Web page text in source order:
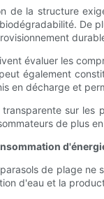
de la structure
De
évaluer les
également
en décharge et
sur les
de plus
de plage
d'eau et la